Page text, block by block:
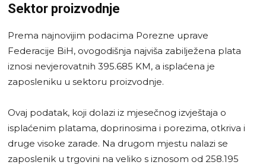
Sektor proizvodnje
Prema najnovijim podacima Porezne uprave
Federacije BiH, ovogodišnja najviša zabilježena plata
iznosi nevjerovatnih 395.685 KM, a isplaćena je
zaposleniku u sektoru proizvodnje.
Ovaj podatak, koji dolazi iz mjesečnog izvještaja o
isplaćenim platama, doprinosima i porezima, otkriva i
druge visoke zarade. Na drugom mjestu nalazi se
zaposlenik u trgovini na veliko s iznosom od 258.195